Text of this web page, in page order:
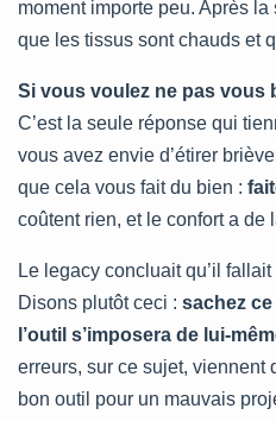
moment importe peu. Après
que les tissus sont chauds et
Si vous voulez ne pas vous
C’est la seule réponse qui
vous avez envie d’étirer
que cela vous fait du bien :
coûtent rien, et le confort a de
Le legacy concluait qu’il
Disons plutôt ceci : sachez
l’outil s’imposera de lui-
erreurs, sur ce sujet, viennent
bon outil pour un mauvais